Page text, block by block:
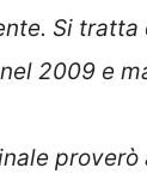
Si
2009 e
proverò